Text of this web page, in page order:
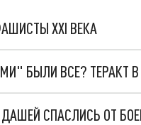
XXI ВЕКА
БЫЛИ ВСЕ? ТЕРАКТ
СПАСЛИСЬ ОТ